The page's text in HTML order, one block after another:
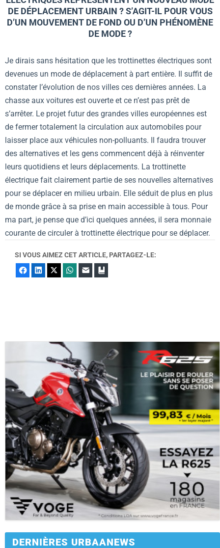
DE DÉPLACEMENT URBAIN ? S’AGIT-IL POUR VOUS
D’UN MOUVEMENT DE FOND OU D’UN PHÉNOMÈNE
DE MODE ?
Je dirais sans hésitation que les trottinettes électriques sont
devenues un mode de déplacement à part entière. Il suffit de
constater l’évolution de nos villes ces dernières années. La
chasse aux voitures est ouverte et ce n’est pas prêt de
s’arrêter. Le projet futur des grandes villes européennes est
de fermer totalement la circulation aux automobiles pour
laisser place aux véhicules non-polluants. Il faudra trouver
des alternatives et les gens commencent déjà à réinventer
leurs quotidiens et leurs déplacements. La trottinette
électrique fait clairement partie de ses nouvelles alternatives
pour se déplacer en milieu urbain. Elle séduit de plus en plus
de monde grâce à sa prise en main accessible à tous. Pour
ma part, je pense que d’ici quelques années, il sera monnaie
courante de circuler à trottinette électrique pour se déplacer.
SI VOUS AIMEZ CET ARTICLE, PARTAGEZ-LE:
FacebookLinkedIn WhatsApp
E-mail
DERNIÈRES URBAANEWS